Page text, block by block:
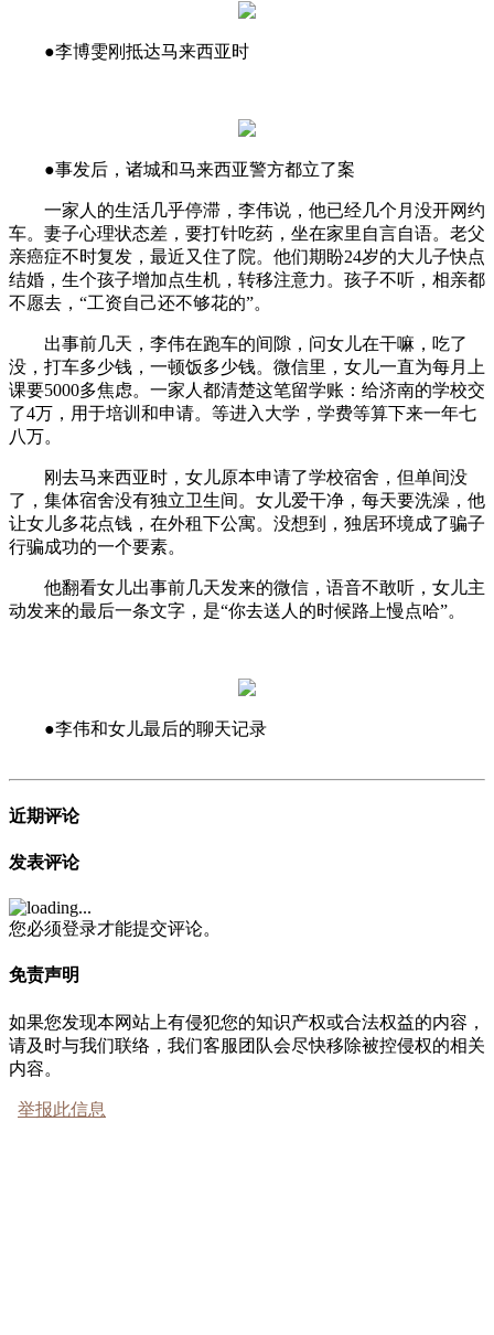
●李博雯刚抵达马来西亚时
●事发后，诸城和马来西亚警方都立了案
一家人的生活几乎停滞，李伟说，他已经几个月没开网约
车。妻子心理状态差，要打针吃药，坐在家里自言自语。老父
亲癌症不时复发，最近又住了院。他们期盼24岁的大儿子快点
结婚，生个孩子增加点生机，转移注意力。孩子不听，相亲都
不愿去，“工资自己还不够花的”。
出事前几天，李伟在跑车的间隙，问女儿在干嘛，吃了
没，打车多少钱，一顿饭多少钱。微信里，女儿一直为每月上
课要5000多焦虑。一家人都清楚这笔留学账：给济南的学校交
了4万，用于培训和申请。等进入大学，学费等算下来一年七
八万。
刚去马来西亚时，女儿原本申请了学校宿舍，但单间没
了，集体宿舍没有独立卫生间。女儿爱干净，每天要洗澡，他
让女儿多花点钱，在外租下公寓。没想到，独居环境成了骗子
行骗成功的一个要素。
他翻看女儿出事前几天发来的微信，语音不敢听，女儿主
动发来的最后一条文字，是“你去送人的时候路上慢点哈”。
●李伟和女儿最后的聊天记录
近期评论
发表评论
您必须登录才能提交评论。
免责声明
如果您发现本网站上有侵犯您的知识产权或合法权益的内容，
请及时与我们联络，我们客服团队会尽快移除被控侵权的相关
内容。
举报此信息